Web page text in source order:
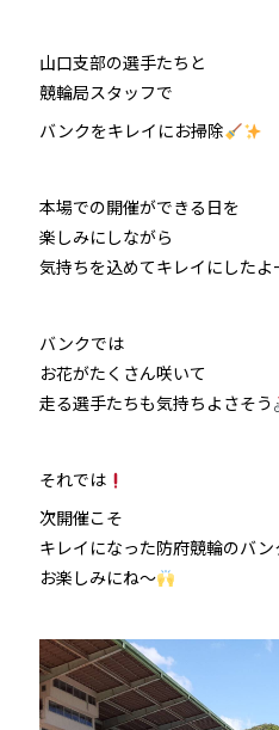
防府競輪をお楽しみいた
車券の購入にのめり込
山口支部の選手たちと
競輪局スタッフで
バンクをキレイにお掃除
本場での開催ができる日を
楽しみにしながら
気持ちを込めてキレイにしたよ
バンクでは
お花がたくさん咲いて
走る選手たちも気持ちよさそう
それでは
次開催こそ
キレイになった防府競輪のバン
お楽しみにね～